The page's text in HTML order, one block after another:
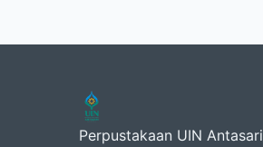
Perpustakaan UIN Antasari